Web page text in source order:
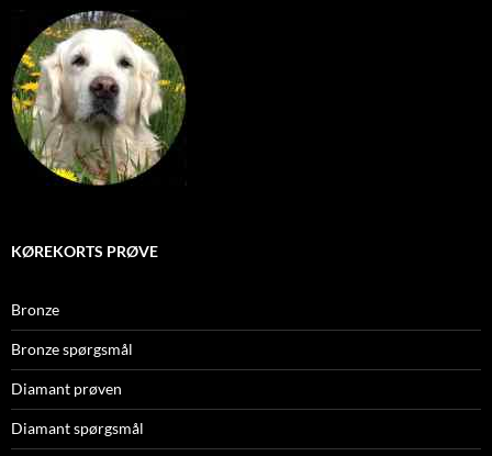
KØREKORTS PRØVE
Bronze
Bronze spørgsmål
Diamant prøven
Diamant spørgsmål